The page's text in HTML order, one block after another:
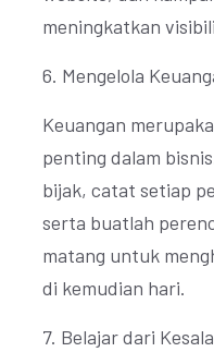
meningkatkan
6. Mengelola
Keuangan
penting dalam
bijak, catat setiap
serta buatlah
matang untuk
di kemudian hari.
7. Belajar dari